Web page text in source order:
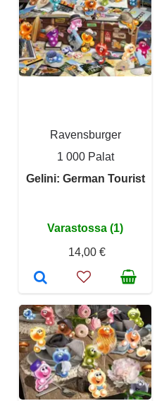
Ravensburger
1 000 Palat
Gelini: German Tourist
Varastossa (1)
14,00 €